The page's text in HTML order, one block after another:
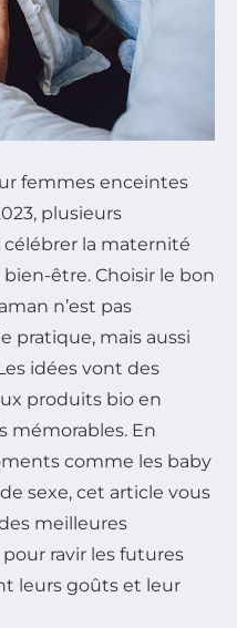
femmes enceintes
plusieurs
la maternité
être. Choisir le bon
n’est pas
pratique, mais aussi
idées vont des
produits bio en
mémorables. En
comme les baby
sexe, cet article vous
meilleures
ravir les futures
leurs goûts et leur